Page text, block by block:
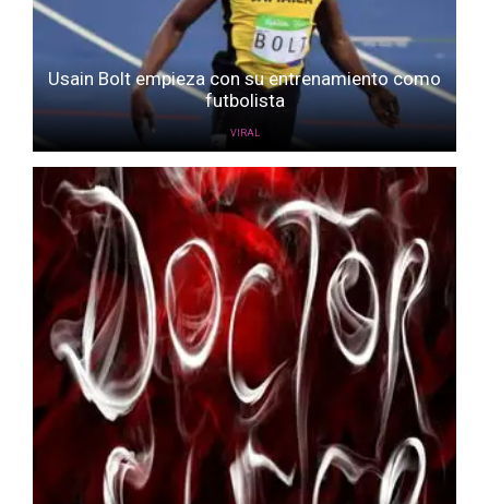
Usain Bolt empieza con su entrenamiento como
futbolista
VIRAL